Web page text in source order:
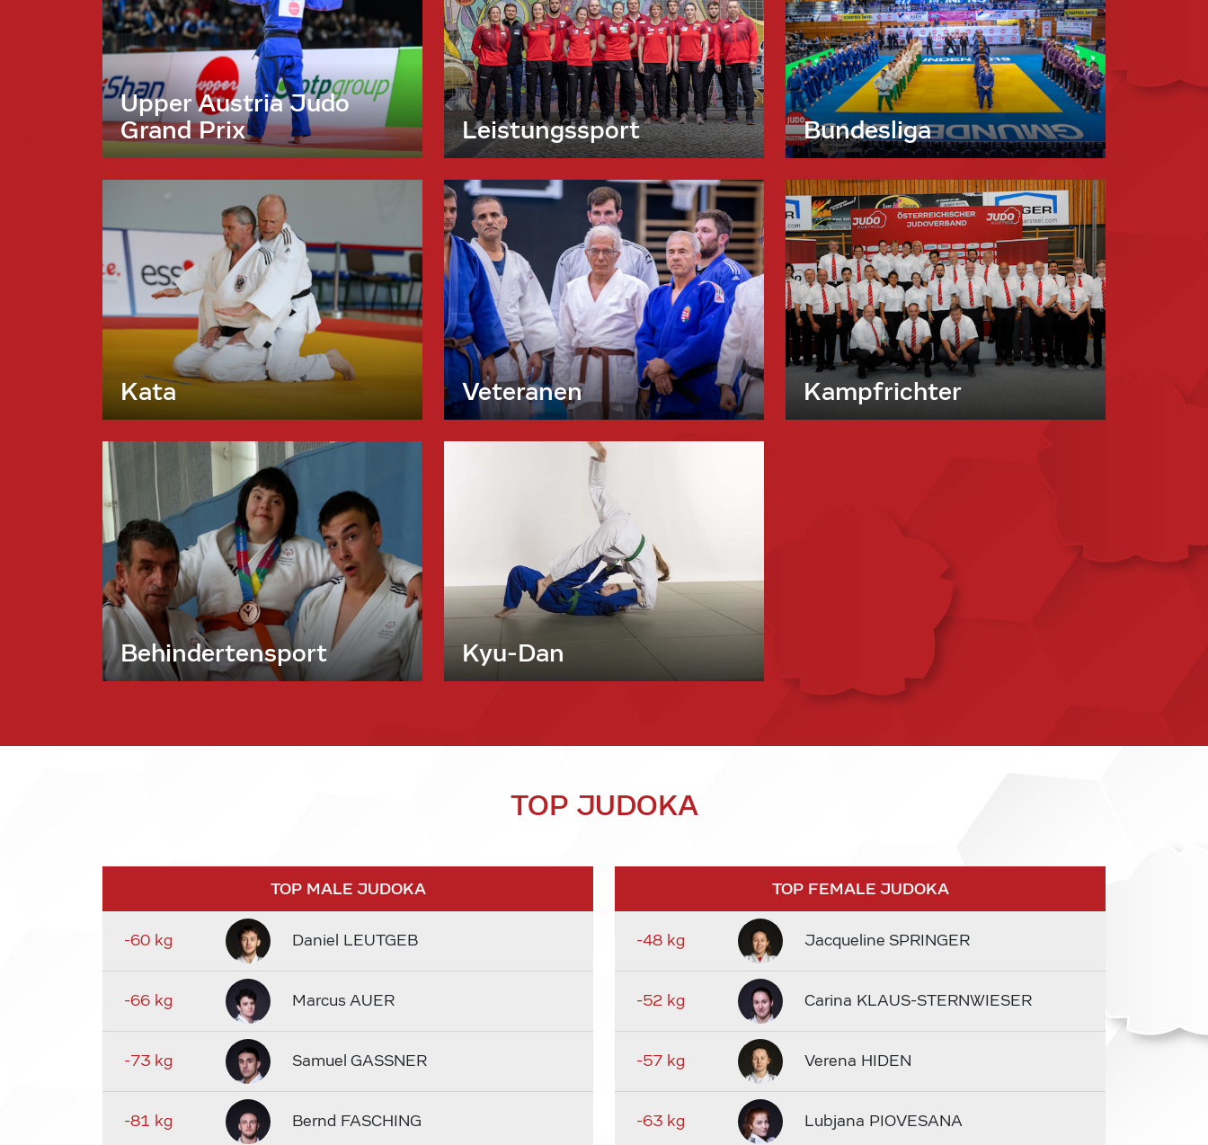
Upper Austria Judo
Grand Prix
Leistungssport Bundesliga
Kata Veteranen Kampfrichter
Behindertensport Kyu-Dan
TOP JUDOKA
TOP MALE JUDOKA
-60 kg Daniel LEUTGEB
-66 kg Marcus AUER
-73 kg Samuel GASSNER
-81 kg Bernd FASCHING
TOP FEMALE JUDOKA
-48 kg Jacqueline SPRINGER
-52 kg Carina KLAUS-STERNWIESER
-57 kg Verena HIDEN
-63 kg Lubjana PIOVESANA